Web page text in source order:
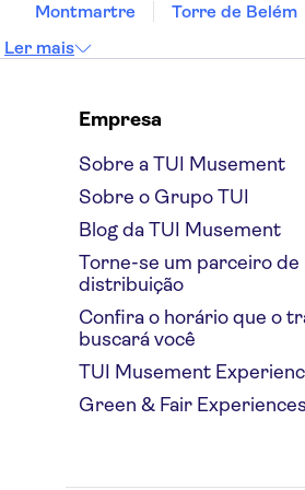
Montmartre Torre de Belém
Ler mais
Empresa
Sobre a TUI Musement
Sobre o Grupo TUI
Blog da TUI Musement
Torne-se um parceiro de
distribuição
Confira o horário que o
buscará você
TUI Musement
Green & Fair Experiences